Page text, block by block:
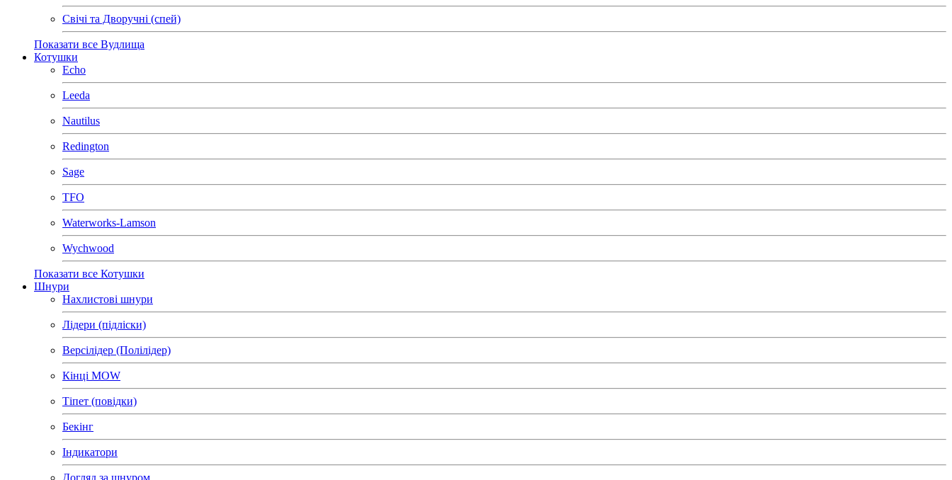
Свічі та Дворучні (спей)
Показати все Вудлища
Котушки
Echo
Leeda
Nautilus
Redington
Sage
TFO
Waterworks-Lamson
Wychwood
Показати все Котушки
Шнури
Нахлистові шнури
Лідери (підліски)
Версілідер (Полілідер)
Кінці MOW
Тіпет (повідки)
Бекінг
Індикатори
Догляд за шнуром